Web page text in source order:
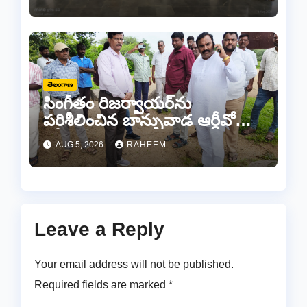
తెలంగాణ
సింగీతం రిజర్వాయర్‌ను
పరిశీలించిన బాన్సువాడ ఆర్డీవో
రవీందర్ రెడ్డి
AUG 5, 2026 RAHEEM
Leave a Reply
Your email address will not be published.
Required fields are marked *